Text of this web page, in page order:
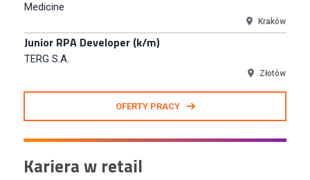
Medicine
Kraków
Junior RPA Developer (k/m)
TERG S.A.
Złotów
Kupiec / Kupczyni Fashion
Młodszy Specjalista ds. Contentu i Social Media
CCC S.A.
OFERTY PRACY
Kariera w retail